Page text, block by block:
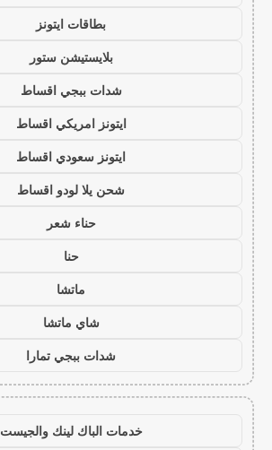
بطاقات ايتونز
بلايستيشن ستور
شدات ببجي اقساط
ايتونز امريكي اقساط
ايتونز سعودي اقساط
شحن يلا لودو اقساط
حناء شعر
حنا
ماتشا
شاي ماتشا
شدات ببجي تمارا
خدمات الباك لينك والجيست